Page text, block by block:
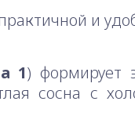
и
1) формирует
сосна с